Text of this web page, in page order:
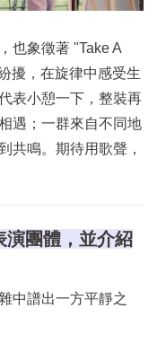
也象徵著 "Take A
擾，在旋律中感受生
表小憩一下，整裝再
遇；一群來自不同地
共鳴。期待用歌聲，
演團體，並介紹
中譜出一方平靜之